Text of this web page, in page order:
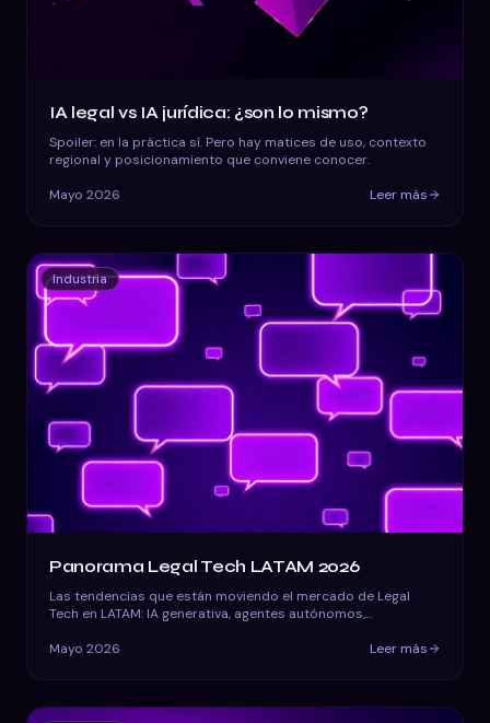
IA legal vs IA jurídica: ¿son lo mismo?
Spoiler: en la práctica sí. Pero hay matices de uso, contexto
regional y posicionamiento que conviene conocer.
Mayo 2026
Leer más
Industria
Panorama Legal Tech LATAM 2026
Las tendencias que están moviendo el mercado de Legal
Tech en LATAM: IA generativa, agentes autónomos,
Mayo 2026
Leer más